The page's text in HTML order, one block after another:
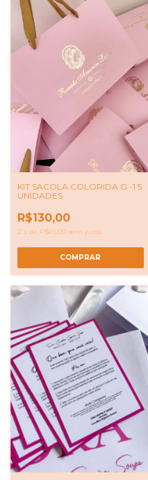
KIT SACOLA COLORIDA G -1 5
UNIDADES
R$130,00
2 x de R$65,00 sem juros
COMPRAR